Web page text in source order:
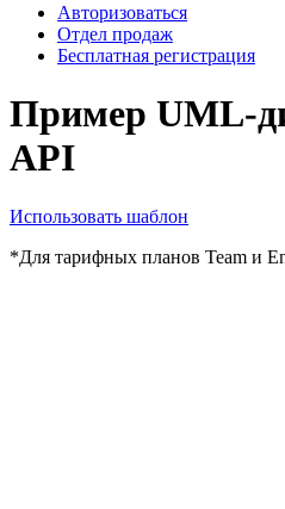
Авторизоваться
Отдел продаж
Бесплатная регистрация
Пример UML-
API
Использовать шаблон
*Для тарифных планов Team и